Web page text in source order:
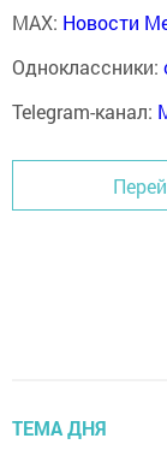
MAX: Новости
Одноклассники:
Telegram-канал:
ТЕМА ДНЯ